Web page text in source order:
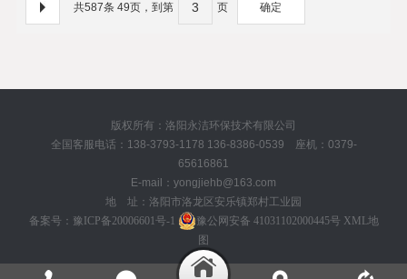
共587条 49页，到第 页 确定
版权所有：洛阳永洁环保技术有限公司
全国客服电话：138-3793-1178 136-8386-0539 座机：0379-
65616861
E-mail：yongjiehb@163.com
地 址：洛阳市洛龙区安乐镇郑村工业园
备案号： 豫ICP备20006601号-1 豫公网安备 41031102000445号 XML地
图